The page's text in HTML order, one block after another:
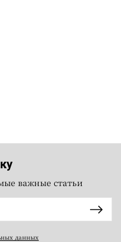
важные статьи
данных